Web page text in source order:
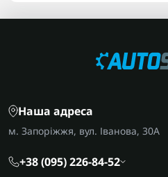
Наша адреса
м. Запоріжжя, вул. Іванова, 30А
+38 (095) 226-84-52